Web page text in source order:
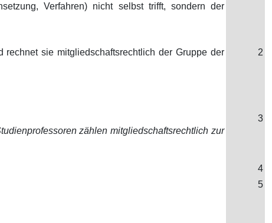
Verfahren) nicht selbst trifft, sondern der
sie mitgliedschaftsrechtlich der Gruppe der
2
zählen mitgliedschaftsrechtlich zur
3
4
5